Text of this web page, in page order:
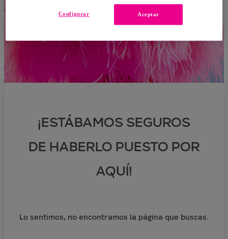
¡ESTÁBAMOS SEGUROS
DE HABERLO PUESTO POR
AQUÍ!
Lo sentimos, no encontramos la página que buscas.
Aceptar
Configurar